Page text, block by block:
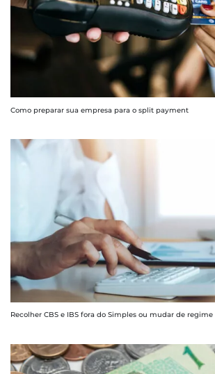
Como preparar sua empresa para o split payment
Recolher CBS e IBS fora do Simples ou mudar de